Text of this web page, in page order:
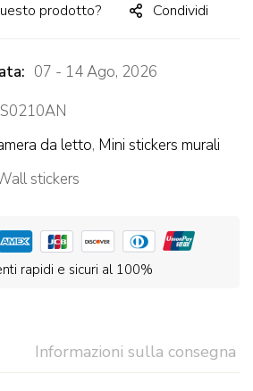
prodotto? Condividi
07 - 14 Ago, 2026
da letto, Mini stickers murali
stickers
rapidi e sicuri al 100%
Informazioni sulla consegna